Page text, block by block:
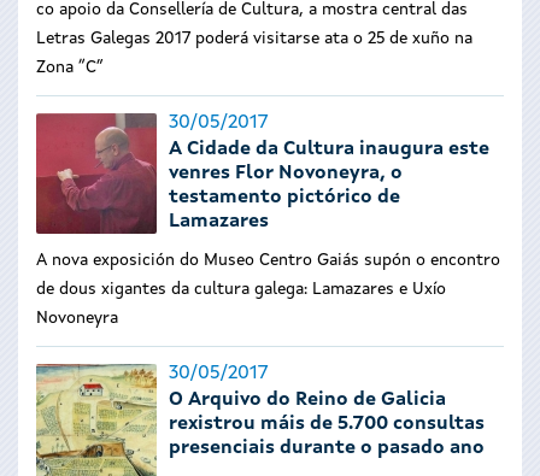
co apoio da Consellería de Cultura, a mostra central das
Letras Galegas 2017 poderá visitarse ata o 25 de xuño na
Zona “C”
30/05/2017
A Cidade da Cultura inaugura este
venres Flor Novoneyra, o
testamento pictórico de
Lamazares
A nova exposición do Museo Centro Gaiás supón o encontro
de dous xigantes da cultura galega: Lamazares e Uxío
Novoneyra
30/05/2017
O Arquivo do Reino de Galicia
rexistrou máis de 5.700 consultas
presenciais durante o pasado ano